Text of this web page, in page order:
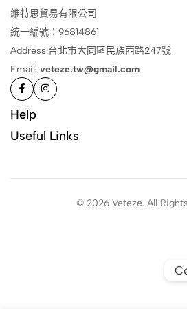
維特思貿易有限公司
統一編號：96814861
Address:台北市大同區民族西路247號
Email: veteze.tw@gmail.com
Help
Useful Links
© 2026 Veteze. All